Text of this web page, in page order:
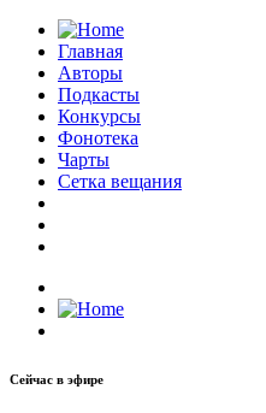
Главная
Авторы
Подкасты
Конкурсы
Фонотека
Чарты
Сетка вещания
Сейчас в эфире